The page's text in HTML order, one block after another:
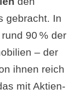
gebracht. In
90 % der
– der
ihnen reich
mit Aktien-